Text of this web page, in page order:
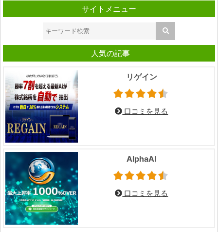
サイトメニュー
人気の記事
リゲイン
口コミを見る
AlphaAI
口コミを見る